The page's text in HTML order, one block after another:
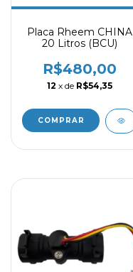
Placa Rheem CHINA
20 Litros (BCU)
R$480,00
12 x de R$54,35